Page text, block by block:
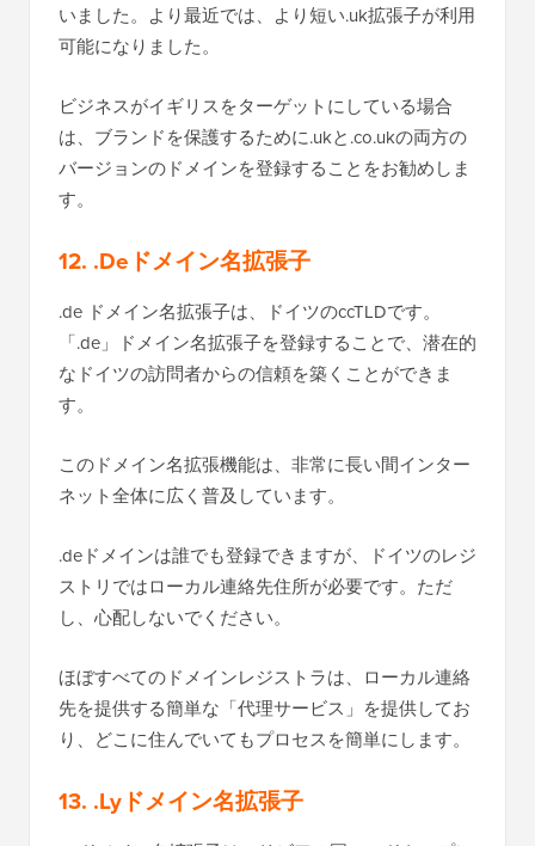
いました。より最近では、より短い.uk拡張子が利用
可能になりました。
ビジネスがイギリスをターゲットにしている場合
は、ブランドを保護するために.ukと.co.ukの両方の
バージョンのドメインを登録することをお勧めしま
す。
12. .Deドメイン名拡張子
.de ドメイン名拡張子は、ドイツのccTLDです。
「.de」ドメイン名拡張子を登録することで、潜在的
なドイツの訪問者からの信頼を築くことができま
す。
このドメイン名拡張機能は、非常に長い間インター
ネット全体に広く普及しています。
.deドメインは誰でも登録できますが、ドイツのレジ
ストリではローカル連絡先住所が必要です。ただ
し、心配しないでください。
ほぼすべてのドメインレジストラは、ローカル連絡
先を提供する簡単な「代理サービス」を提供してお
り、どこに住んでいてもプロセスを簡単にします。
13. .Lyドメイン名拡張子